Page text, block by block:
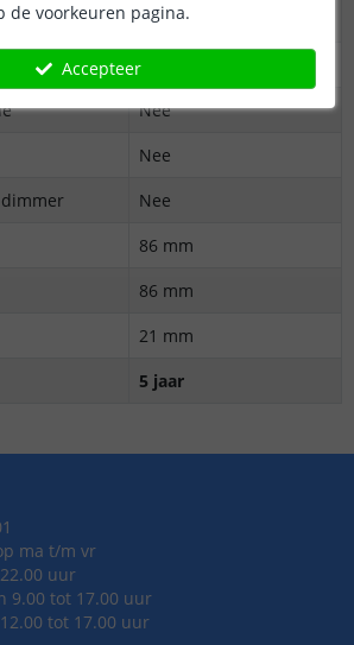
te bedienen
Ja
Wifi module
Ja
Nee
Nee
Nee
86 mm
86 mm
21 mm
5 jaar
ma t/m vr
uur
9.00 tot 17.00 uur
tot 17.00 uur
de voorkeuren pagina.
Accepteer